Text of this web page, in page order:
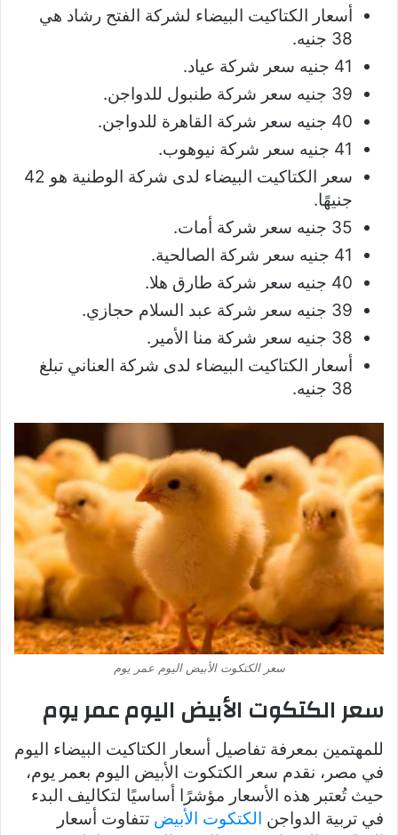
أسعار الكتاكيت البيضاء لشركة الفتح رشاد هي
38 جنيه.
41 جنيه سعر شركة عياد.
39 جنيه سعر شركة طنبول للدواجن.
40 جنيه سعر شركة القاهرة للدواجن.
41 جنيه سعر شركة نيوهوب.
سعر الكتاكيت البيضاء لدى شركة الوطنية هو 42
جنيهًا.
35 جنيه سعر شركة أمات.
41 جنيه سعر شركة الصالحية.
40 جنيه سعر شركة طارق هلا.
39 جنيه سعر شركة عبد السلام حجازي.
38 جنيه سعر شركة منا الأمير.
أسعار الكتاكيت البيضاء لدى شركة العناني تبلغ
38 جنيه.
سعر الكتكوت الأبيض اليوم عمر يوم
سعر الكتكوت الأبيض اليوم عمر يوم
للمهتمين بمعرفة تفاصيل أسعار الكتاكيت البيضاء اليوم
في مصر، نقدم سعر الكتكوت الأبيض اليوم بعمر يوم،
حيث تُعتبر هذه الأسعار مؤشرًا أساسيًا لتكاليف البدء
في تربية الدواجن الكتكوت الأبيض تتفاوت أسعار